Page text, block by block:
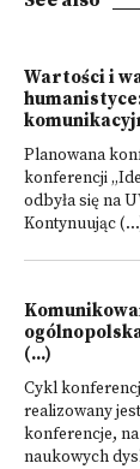
Wartości i
Planowana
konferencji
odbyła się na
Kontynuując
(...)
Cykl
realizowany
konferencje,
naukowych